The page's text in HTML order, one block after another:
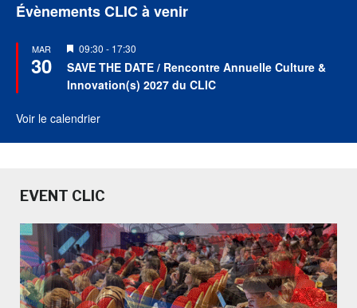
Évènements CLIC à venir
MAR
30
Mis
en
avant
09:30 - 17:30
SAVE THE DATE / Rencontre Annuelle Culture &
Innovation(s) 2027 du CLIC
Voir le calendrier
EVENT CLIC